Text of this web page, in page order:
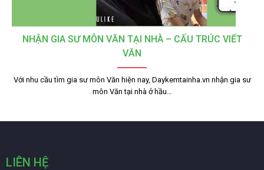
NHẬN GIA SƯ MÔN VĂN TẠI NHÀ – CẤU TRÚC VIẾT
VĂN
Với nhu cầu tìm gia sư môn Văn hiện nay, Daykemtainha.vn nhận gia sư
môn Văn tại nhà ở hầu…
LIÊN HỆ